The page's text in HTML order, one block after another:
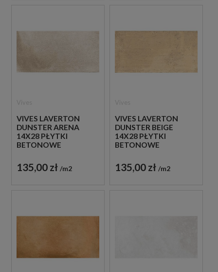
VIVES LAVERTON
DUNSTER ARENA
14X28 PŁYTKI
BETONOWE
135,00 zł m2
VIVES LAVERTON
DUNSTER BEIGE
14X28 PŁYTKI
BETONOWE
135,00 zł m2